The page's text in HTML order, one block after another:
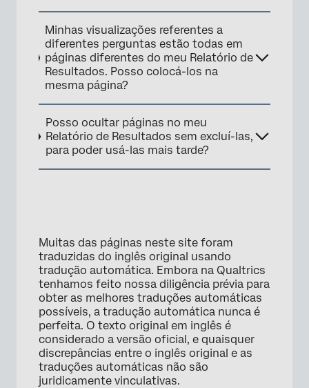
×
Minhas visualizações referentes a
diferentes perguntas estão todas em
páginas diferentes do meu Relatório de
Resultados. Posso colocá-los na
mesma página?
Posso ocultar páginas no meu
Relatório de Resultados sem excluí-las,
para poder usá-las mais tarde?
Muitas das páginas neste site foram
traduzidas do inglês original usando
tradução automática. Embora na Qualtrics
tenhamos feito nossa diligência prévia para
obter as melhores traduções automáticas
possíveis, a tradução automática nunca é
perfeita. O texto original em inglês é
considerado a versão oficial, e quaisquer
discrepâncias entre o inglês original e as
traduções automáticas não são
juridicamente vinculativas.